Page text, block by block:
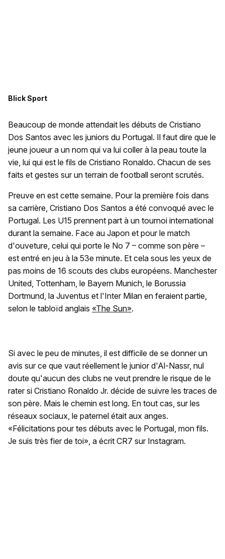
Blick Sport
Beaucoup de monde attendait les débuts de Cristiano
Dos Santos avec les juniors du Portugal. Il faut dire que le
jeune joueur a un nom qui va lui coller à la peau toute la
vie, lui qui est le fils de Cristiano Ronaldo. Chacun de ses
faits et gestes sur un terrain de football seront scrutés.
Preuve en est cette semaine. Pour la première fois dans
sa carrière, Cristiano Dos Santos a été convoqué avec le
Portugal. Les U15 prennent part à un tournoi international
durant la semaine. Face au Japon et pour le match
d'ouveture, celui qui porte le No 7 – comme son père –
est entré en jeu à la 53e minute. Et cela sous les yeux de
pas moins de 16 scouts des clubs européens. Manchester
United, Tottenham, le Bayern Munich, le Borussia
Dortmund, la Juventus et l'Inter Milan en feraient partie,
selon le tabloïd anglais «The Sun».
Si avec le peu de minutes, il est difficile de se donner un
avis sur ce que vaut réellement le junior d'Al-Nassr, nul
doute qu'aucun des clubs ne veut prendre le risque de le
rater si Cristiano Ronaldo Jr. décide de suivre les traces de
son père. Mais le chemin est long. En tout cas, sur les
réseaux sociaux, le paternel était aux anges.
«Félicitations pour tes débuts avec le Portugal, mon fils.
Je suis très fier de toi», a écrit CR7 sur Instagram.